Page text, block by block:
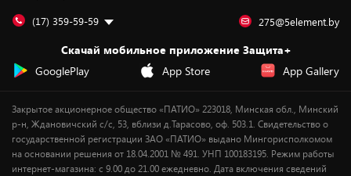
Подарочные карты
Для компьютеров
Сервисные центры
Оплата частями
Новинки
(17) 359-59-59 275@5element.by
Скачай мобильное приложение Защита+
GooglePlay
App Store App Gallery
Закрытое акционерное общество «ПАТИО» 223018, Минская обл., Минский
р-н, Ждановичский с/с, 53, вблизи д.Тарасово, оф. 503.1. Свидетельство о
государственной регистрации ЗАО «ПАТИО» выдано Мингорисполкомом
на основании решения от 18.04.2001 № 491. УНП 100183195. Режим работы
интернет-магазина: с 9.00 до 21.00 ежедневно. Дата включения сведений